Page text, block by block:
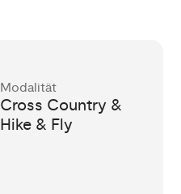
Modalität
Cross Country &
Hike & Fly